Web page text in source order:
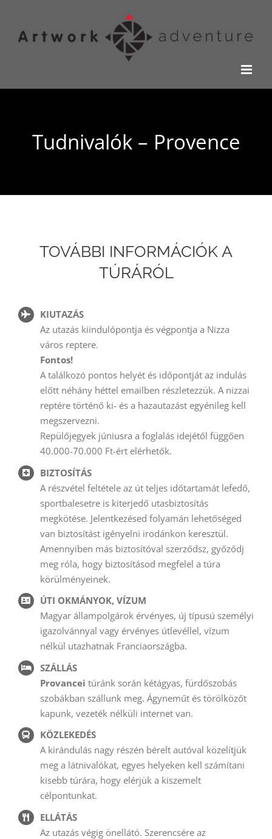
Tudnivalók – Provence
TOVÁBBI INFORMÁCIÓK A
TÚRÁRÓL
KIUTAZÁS
Az utazás kiindulópontja és végpontja a Nizza
város reptere.
Fontos!
A találkozó pontos helyét és időpontját az indulás
előtt néhány héttel emailben részletezzük. A nizzai
reptére történő ki- és a hazautazást egyénileg kell
megszervezni.
Repülőjegyek júniusra a foglalás idejétől függően
40.000-70.000 Ft-ért elérhetők.
BIZTOSÍTÁS
A részvétel feltétele az út teljes időtartamát lefedő,
sportbalesetre is kiterjedő utasbiztosítás
megkötése. Jelentkezésed folyamán lehetőséged
van biztosítást igényelni irodánkon keresztül.
Amennyiben más biztosítóval szerződsz, győződj
meg róla, hogy biztosításod megfelel a túra
körülményeinek.
ÚTI OKMÁNYOK, VÍZUM
Magyar állampolgárok érvényes, új típusú személyi
igazolvánnyal vagy érvényes útlevéllel, vízum
nélkül utazhatnak Franciaországba.
SZÁLLÁS
Provancei túránk során kétágyas, fürdőszobás
szobákban szállunk meg. Ágyneműt és törölközőt
kapunk, vezeték nélküli internet van.
KÖZLEKEDÉS
A kirándulás nagy részén bérelt autóval közelítjük
meg a látnivalókat, egyes helyeken kell számítani
kisebb túrára, hogy elérjük a kiszemelt
célpontunkat.
ELLÁTÁS
Az utazás végig önellátó. Szerencsére az